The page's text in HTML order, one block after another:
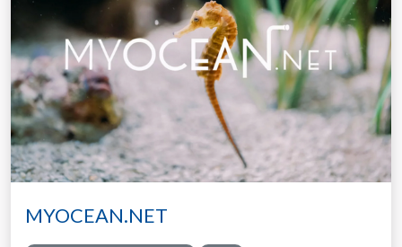
MYOCEAN.NET